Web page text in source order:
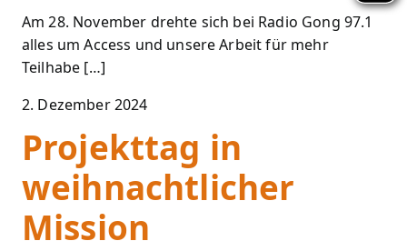
Am 28. November drehte sich bei Radio Gong 97.1
alles um Access und unsere Arbeit für mehr
Teilhabe […]
2. Dezember 2024
Projekttag in
weihnachtlicher
Mission